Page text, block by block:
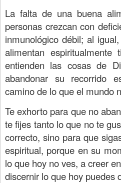
La falta de una buena
personas crezcan con
inmunológico débil; al
alimentan
entienden las cosas de
abandonar su recorrido
camino de lo que el mundo
Te exhorto para que no
te fijes tanto lo que no te
correcto, sino para que
espiritual, porque en su
lo que hoy no ves, a creer
discernir lo que hoy puedes